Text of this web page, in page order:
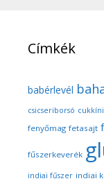
Címkék
babérlevél
csicseriborsó cukkíni
fenyőmag fetasajt
fűszerkeverék
indiai fűszer indiai